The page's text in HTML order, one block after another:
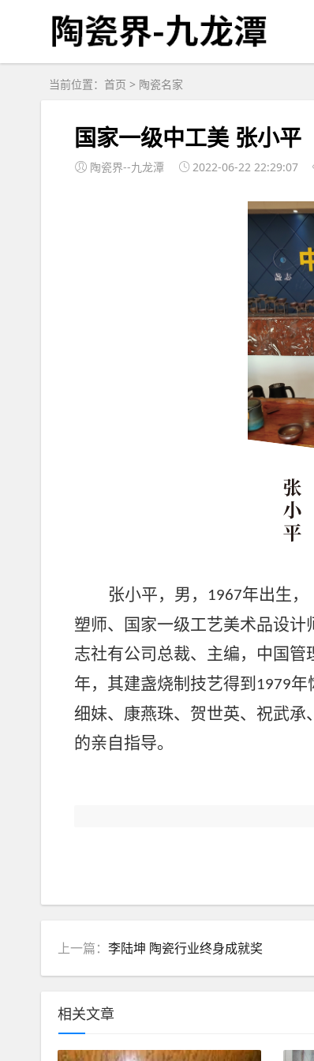
当前位置： 首页 > 陶瓷名家
国家一级中工美 张小平
陶瓷界--九龙潭 2022-06-22 22:29:07
张小平，男， 1967年出生，
塑师、国家一级工艺美术品设计
志社有公司总裁、 主编，中国管
年，其建盏烧制技艺得到 1979年
细妹、康燕珠、贺世英、祝武
的亲自指导。
上一篇： 李陆坤 陶瓷行业终身成就奖
相关文章